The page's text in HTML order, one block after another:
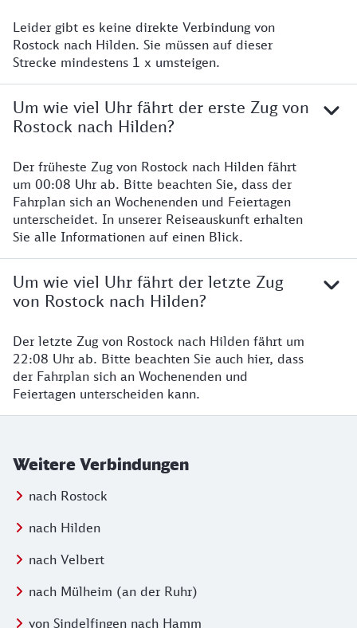
Leider gibt es keine direkte Verbindung von
Rostock nach Hilden. Sie müssen auf dieser
Strecke mindestens 1 x umsteigen.
Um wie viel Uhr fährt der erste Zug von
Rostock nach Hilden?
Der früheste Zug von Rostock nach Hilden fährt
um 00:08 Uhr ab. Bitte beachten Sie, dass der
Fahrplan sich an Wochenenden und Feiertagen
unterscheidet. In unserer Reiseauskunft erhalten
Sie alle Informationen auf einen Blick.
Um wie viel Uhr fährt der letzte Zug
von Rostock nach Hilden?
Der letzte Zug von Rostock nach Hilden fährt um
22:08 Uhr ab. Bitte beachten Sie auch hier, dass
der Fahrplan sich an Wochenenden und
Feiertagen unterscheiden kann.
Weitere Verbindungen
nach Rostock
nach Hilden
nach Velbert
nach Mülheim (an der Ruhr)
von Sindelfingen nach Hamm